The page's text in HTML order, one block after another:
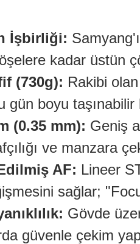
İşbirliği:
kadar üstün
(730g): Rakibi
boyu taşınabilir
(0.35 mm): Geniş
ve manzara
AF: Lineer
sağlar;
Gövde
güvenle çekim